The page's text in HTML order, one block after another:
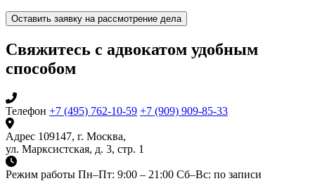
Оставить заявку на рассмотрение дела
Свяжитесь с адвокатом удобным
способом
Телефон +7 (495) 762-10-59 +7 (909) 909-85-33
Адрес 109147, г. Москва,
ул. Марксистская, д. 3, стр. 1
Режим работы Пн–Пт: 9:00 – 21:00 Сб–Вс: по записи